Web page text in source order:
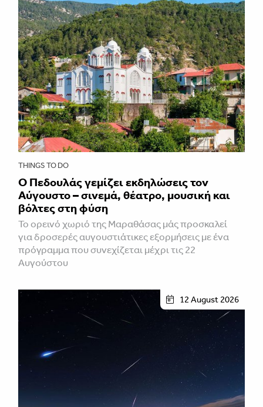
THINGS TO DO
Ο Πεδουλάς γεμίζει εκδηλώσεις τον
Αύγουστο – σινεμά, θέατρο, μουσική και
βόλτες στη φύση
Το ορεινό χωριό της Μαραθάσας μάς προσκαλεί
για δροσερές αυγουστιάτικες εξορμήσεις με ένα
πρόγραμμα που συνεχίζεται μέχρι τις 22
Αυγούστου
12 August 2026